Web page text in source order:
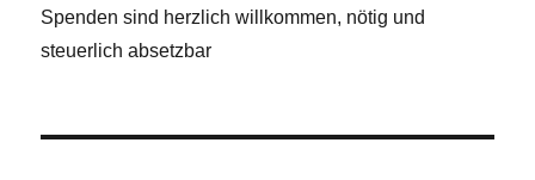
Spenden sind herzlich willkommen, nötig und
steuerlich absetzbar